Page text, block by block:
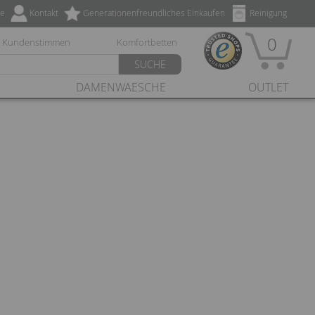
Reinigung
Generationenfreundliches Einkaufen
Kontakt
Kundenstimmen Komfortbetten
SUCHE
0
DAMENWAESCHE OUTLET